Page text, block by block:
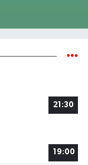
21:30
19:00